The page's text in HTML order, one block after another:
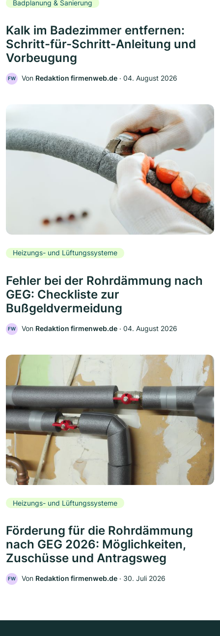
Badplanung & Sanierung
Kalk im Badezimmer entfernen:
Schritt-für-Schritt-Anleitung und
Vorbeugung
FW Von Redaktion firmenweb.de ‧ 04. August 2026
Heizungs- und Lüftungssysteme
Fehler bei der Rohrdämmung nach
GEG: Checkliste zur
Bußgeldvermeidung
FW Von Redaktion firmenweb.de ‧ 04. August 2026
Heizungs- und Lüftungssysteme
Förderung für die Rohrdämmung
nach GEG 2026: Möglichkeiten,
Zuschüsse und Antragsweg
FW Von Redaktion firmenweb.de ‧ 30. Juli 2026